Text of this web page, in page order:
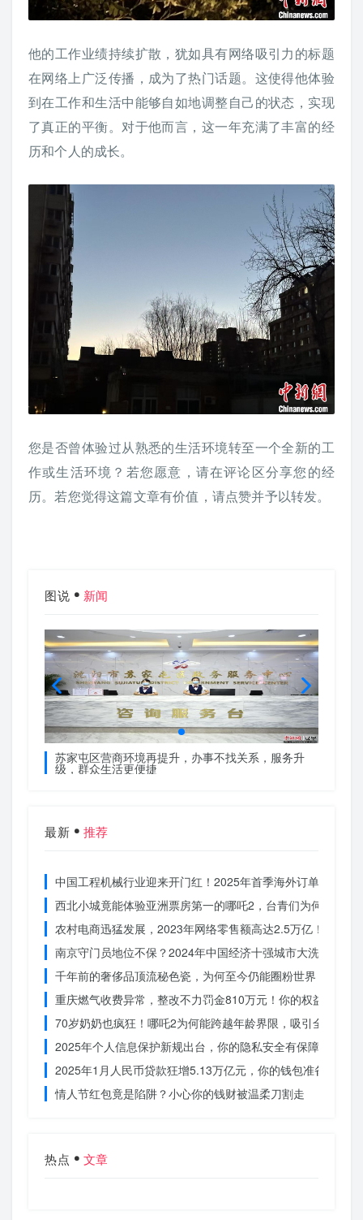
他的工作业绩持续扩散，犹如具有网络吸引力的标题
在网络上广泛传播，成为了热门话题。这使得他体验
到在工作和生活中能够自如地调整自己的状态，实现
了真正的平衡。对于他而言，这一年充满了丰富的经
历和个人的成长。
您是否曾体验过从熟悉的生活环境转至一个全新的工
作或生活环境？若您愿意，请在评论区分享您的经
历。若您觉得这篇文章有价值，请点赞并予以转发。
图说 新闻
苏家屯区营商环境再提升，办事不找关系，服务升
级，群众生活更便捷
最新 推荐
中国工程机械行业迎来开门红！2025年首季海外订单激增，
西北小城竟能体验亚洲票房第一的哪吒2，台青们为何如此惊
农村电商迅猛发展，2023年网络零售额高达2.5万亿！你还在
南京守门员地位不保？2024年中国经济十强城市大洗牌
千年前的奢侈品顶流秘色瓷，为何至今仍能圈粉世界？揭秘
重庆燃气收费异常，整改不力罚金810万元！你的权益被侵犯
70岁奶奶也疯狂！哪吒2为何能跨越年龄界限，吸引全民观影
2025年个人信息保护新规出台，你的隐私安全有保障了吗？
2025年1月人民币贷款狂增5.13万亿元，你的钱包准备好了吗
情人节红包竟是陷阱？小心你的钱财被温柔刀割走
热点 文章